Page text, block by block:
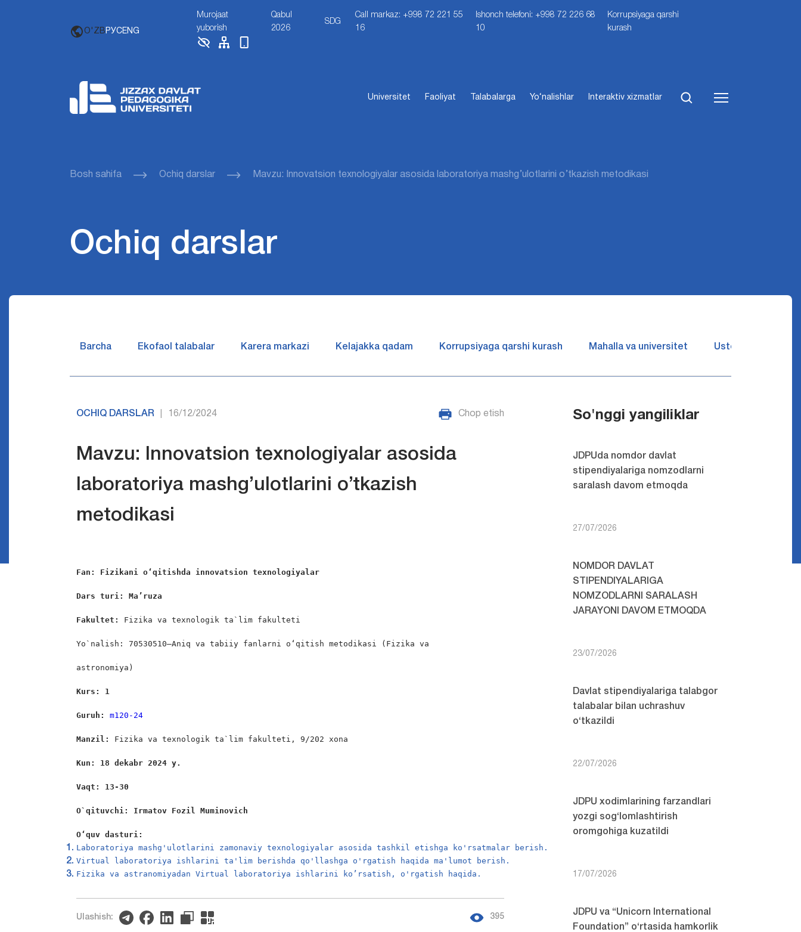
O'ZB РУСENG
Murojaat
yuborish
Qabul
2026
SDG
Call markaz: +998 72 221 55
16
Ishonch telefoni: +998 72 226 68
10
Korrupsiyaga qarshi
kurash
Universitet Faoliyat Talabalarga Yo‘nalishlar Interaktiv xizmatlar
Bosh sahifa Ochiq darslar Mavzu: Innovatsion texnologiyalar asosida laboratoriya mashg’ulotlarini o’tkazish metodikasi
Ochiq darslar
Barcha Ekofaol talabalar Karera markazi Kelajakka qadam Korrupsiyaga qarshi kurash Mahalla va universitet Ustozlar suhbatin
OCHIQ DARSLAR 16/12/2024 Chop etish
Mavzu: Innovatsion texnologiyalar asosida
laboratoriya mashg’ulotlarini o’tkazish
metodikasi
Fan: Fizikani o‘qitishda innovatsion texnologiyalar
Dars turi: Ma’ruza
Fakultet: Fizika va texnologik ta`lim fakulteti
Yo`nalish: 70530510–Aniq va tabiiy fanlarni o‘qitish metodikasi (Fizika va
astronomiya)
Кurs: 1
Guruh: m120-24
Manzil: Fizika va texnologik ta`lim fakulteti, 9/202 xona
Kun: 18 dekabr 2024 y.
Vaqt: 13-30
O`qituvchi: Irmatov Fozil Muminovich
O‘quv dasturi:
Lаborаtoriya mаshg'ulotlаrini zаmonаviy texnologiyalаr аsosidа tаshkil etishgа ko'rsаtmаlаr berish.
Virtuаl lаborаtoriya ishlаrini tа'lim berishdа qo'llаshgа o'rgаtish hаqidа mа'lumot berish.
Fizika va astranomiyadan Virtuаl lаborаtoriya ishlаrini ko’rsatish, o'rgаtish hаqidа.
Ulashish: 395
So'nggi yangiliklar
JDPUda nomdor davlat
stipendiyalariga nomzodlarni
saralash davom etmoqda
27/07/2026
NOMDOR DAVLAT
STIPENDIYALARIGA
NOMZODLARNI SARALASH
JARAYONI DAVOM ETMOQDA
23/07/2026
Davlat stipendiyalariga talabgor
talabalar bilan uchrashuv
o‘tkazildi
22/07/2026
JDPU xodimlarining farzandlari
yozgi sog‘lomlashtirish
oromgohiga kuzatildi
17/07/2026
JDPU va “Unicorn International
Foundation” o‘rtasida hamkorlik